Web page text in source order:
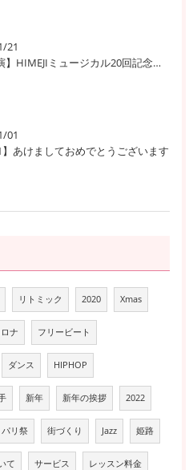
21
【3/15上演】HIMEJIミュージカル20回記念公演！ 姫路の歴史と夢が交錯する『SEN-HIME〜夢幻譚』
01
】あけましておめでとうございます
リトミック 2020 Xmas
ナ フリービート
ダンス HIPHOP
新年 新年の挨拶 2022
パリ祭 街づくり Jazz 姫路
て サービス レッスン料金